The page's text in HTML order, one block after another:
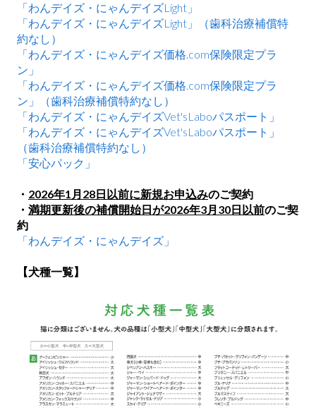
「わんデイズ・にゃんデイズLight」
「わんデイズ・にゃんデイズLight」（歯科治療補償特
約なし）
「わんデイズ・にゃんデイズ価格.com保険限定プラ
ン」
「わんデイズ・にゃんデイズ価格.com保険限定プラ
ン」（歯科治療補償特約なし）
「わんデイズ・にゃんデイズVet'sLaboパスポート」
「わんデイズ・にゃんデイズVet'sLaboパスポート」
（歯科治療補償特約なし）
「安心パック」
・ 2026年1月28日以前に新規お申込みのご契約
・ 満期更新後の補償開始日が2026年3月30日以前のご契
約
「わんデイズ・にゃんデイズ」
【犬種一覧】